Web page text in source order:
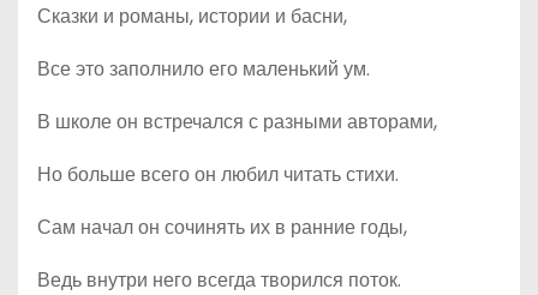
Сказки и романы, истории и басни,
Все это заполнило его маленький ум.
В школе он встречался с разными авторами,
Но больше всего он любил читать стихи.
Сам начал он сочинять их в ранние годы,
Ведь внутри него всегда творился поток.